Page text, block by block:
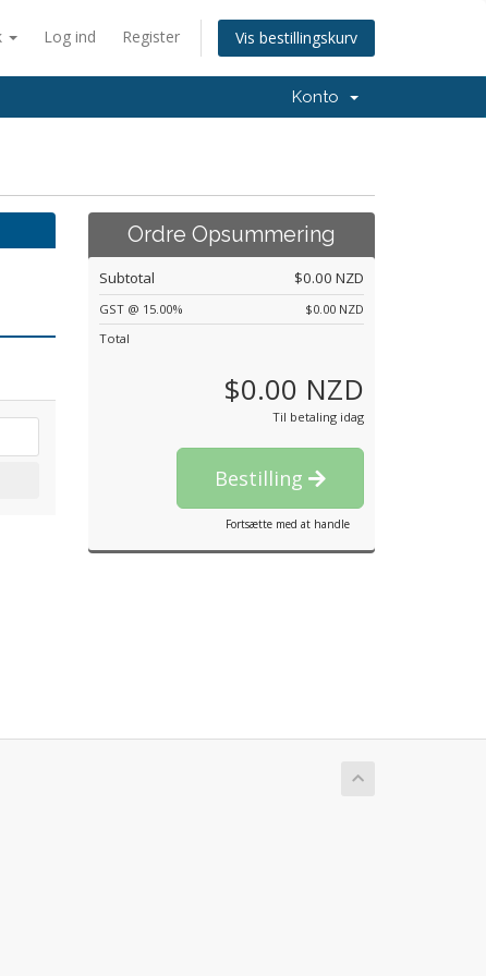
Log ind Register Vis bestillingskurv
Konto
Ordre Opsummering
Subtotal $0.00 NZD
GST @ 15.00%
$0.00 NZD
Total
$0.00 NZD
Til betaling idag
Bestilling
Fortsætte med at handle